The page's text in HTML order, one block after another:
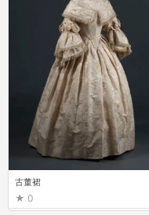
古董裙
0